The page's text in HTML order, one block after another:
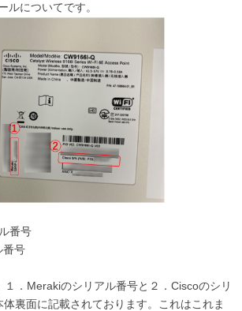
ルについてです。
番号
番号
１．Merakiのシリアル番号と２．Ciscoのシリ
裏面に記載されております。これはこれま